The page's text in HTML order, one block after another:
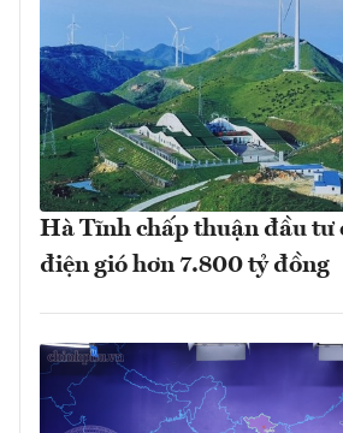
Hà Tĩnh chấp thuận đầu tư
điện gió hơn 7.800 tỷ đồng